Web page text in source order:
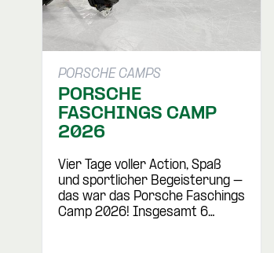
PORSCHE CAMPS
PORSCHE
FASCHINGS CAMP
2026
Vier Tage voller Action, Spaß
und sportlicher Begeisterung –
das war das Porsche Faschings
Camp 2026! Insgesamt 6…